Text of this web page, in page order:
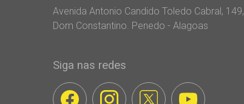
Avenida Antonio Candido Toledo Cabral, 149,
Dom Constantino. Penedo - Alagoas
Siga nas redes